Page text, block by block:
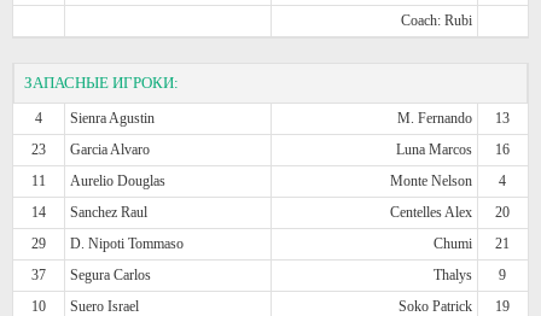
Coach: Rubi
ЗАПАСНЫЕ ИГРОКИ:
4 Sienra Agustin M. Fernando
13
23
Garcia Alvaro Luna Marcos
16
11
Aurelio Douglas Monte Nelson
4
14
Sanchez Raul Centelles Alex
20
29
D. Nipoti Tommaso Chumi
21
37
Segura Carlos Thalys
9
10
Suero Israel Soko Patrick
19